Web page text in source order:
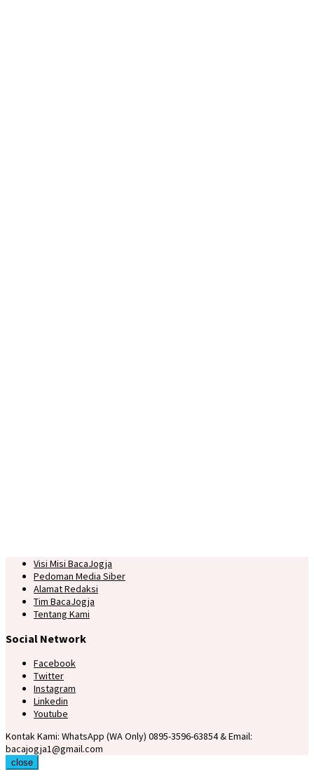
Visi Misi BacaJogja
Pedoman Media Siber
Alamat Redaksi
Tim BacaJogja
Tentang Kami
Social Network
Facebook
Twitter
Instagram
Linkedin
Youtube
Kontak Kami: WhatsApp (WA Only) 0895-3596-63854 & Email:
bacajogja1@gmail.com
close